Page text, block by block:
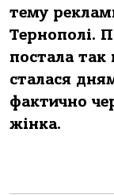
тему
Тернополі.
постала так
сталася
фактично
жінка.